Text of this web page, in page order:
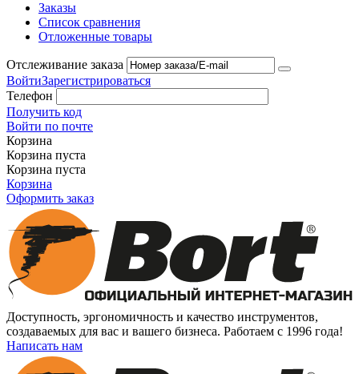
Заказы
Список сравнения
Отложенные товары
Отслеживание заказа
ВойтиЗарегистрироваться
Телефон
Получить код
Войти по почте
Корзина
Корзина пуста
Корзина пуста
Корзина
Оформить заказ
Доступность, эргономичность и качество инструментов,
создаваемых для вас и вашего бизнеса. Работаем с 1996 года!
Написать нам